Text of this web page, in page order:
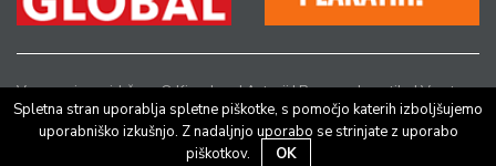
Vse pravice pridržane © Kinodvor |Avtorji|Pravno obvestilo|Varstvo
osebnih podatkov
Spletna stran uporablja spletne piškotke, s pomočjo katerih izboljšujemo
uporabniško izkušnjo. Z nadaljnjo uporabo se strinjate z uporabo
piškotkov.
OK